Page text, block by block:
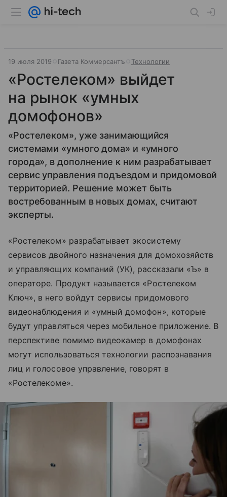
19 июля 2019 Газета Коммерсантъ Технологии
«Ростелеком» выйдет
на рынок «умных
домофонов»
«Ростелеком», уже занимающийся
системами «умного дома» и «умного
города», в дополнение к ним разрабатывает
сервис управления подъездом и придомовой
территорией. Решение может быть
востребованным в новых домах, считают
эксперты.
«Ростелеком» разрабатывает экосистему
сервисов двойного назначения для домохозяйств
и управляющих компаний (УК), рассказали «Ъ» в
операторе. Продукт называется «Ростелеком
Ключ», в него войдут сервисы придомового
видеонаблюдения и «умный домофон», которые
будут управляться через мобильное приложение. В
перспективе помимо видеокамер в домофонах
могут использоваться технологии распознавания
лиц и голосовое управление, говорят в
«Ростелекоме».